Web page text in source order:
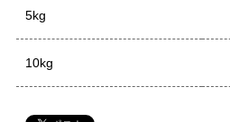
5kg
10kg